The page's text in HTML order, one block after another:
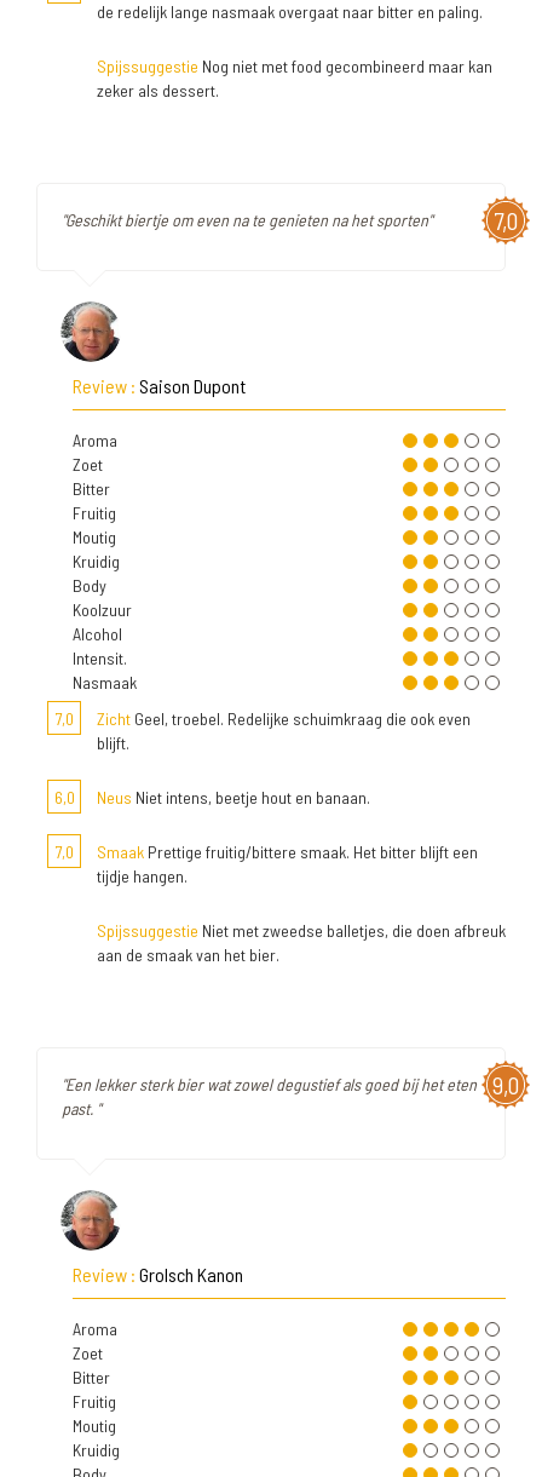
de redelijk lange nasmaak overgaat naar bitter en paling.
Spijssuggestie Nog niet met food gecombineerd maar kan
zeker als dessert.
7,0
"Geschikt biertje om even na te genieten na het sporten"
Review : Saison Dupont
Aroma
Zoet
Bitter
Fruitig
Moutig
Kruidig
Body
Koolzuur
Alcohol
Intensit.
Nasmaak
7,0
Zicht Geel, troebel. Redelijke schuimkraag die ook even
blijft.
6,0 Neus Niet intens, beetje hout en banaan.
7,0 Smaak Prettige fruitig/bittere smaak. Het bitter blijft een
tijdje hangen.
Spijssuggestie Niet met zweedse balletjes, die doen afbreuk
aan de smaak van het bier.
9,0
"Een lekker sterk bier wat zowel degustief als goed bij het eten
past. "
Review : Grolsch Kanon
Aroma
Zoet
Bitter
Fruitig
Moutig
Kruidig